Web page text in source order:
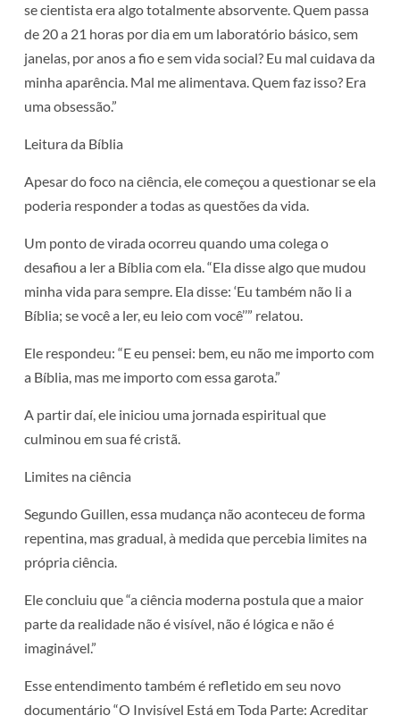
se cientista era algo totalmente absorvente. Quem passa
de 20 a 21 horas por dia em um laboratório básico, sem
janelas, por anos a fio e sem vida social? Eu mal cuidava da
minha aparência. Mal me alimentava. Quem faz isso? Era
uma obsessão.”
Leitura da Bíblia
Apesar do foco na ciência, ele começou a questionar se ela
poderia responder a todas as questões da vida.
Um ponto de virada ocorreu quando uma colega o
desafiou a ler a Bíblia com ela. “Ela disse algo que mudou
minha vida para sempre. Ela disse: ‘Eu também não li a
Bíblia; se você a ler, eu leio com você’’” relatou.
Ele respondeu: “E eu pensei: bem, eu não me importo com
a Bíblia, mas me importo com essa garota.”
A partir daí, ele iniciou uma jornada espiritual que
culminou em sua fé cristã.
Limites na ciência
Segundo Guillen, essa mudança não aconteceu de forma
repentina, mas gradual, à medida que percebia limites na
própria ciência.
Ele concluiu que “a ciência moderna postula que a maior
parte da realidade não é visível, não é lógica e não é
imaginável.”
Esse entendimento também é refletido em seu novo
documentário “O Invisível Está em Toda Parte: Acreditar